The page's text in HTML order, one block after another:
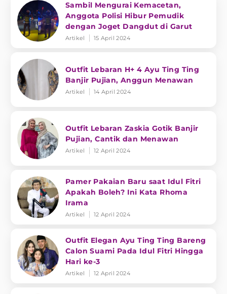
Sambil Mengurai Kemacetan,
Anggota Polisi Hibur Pemudik
dengan Joget Dangdut di Garut
Artikel 15 April 2024
Outfit Lebaran H+ 4 Ayu Ting Ting
Banjir Pujian, Anggun Menawan
Artikel 14 April 2024
Outfit Lebaran Zaskia Gotik Banjir
Pujian, Cantik dan Menawan
Artikel 12 April 2024
Pamer Pakaian Baru saat Idul Fitri
Apakah Boleh? Ini Kata Rhoma
Irama
Artikel 12 April 2024
Outfit Elegan Ayu Ting Ting Bareng
Calon Suami Pada Idul Fitri Hingga
Hari ke-3
Artikel 12 April 2024